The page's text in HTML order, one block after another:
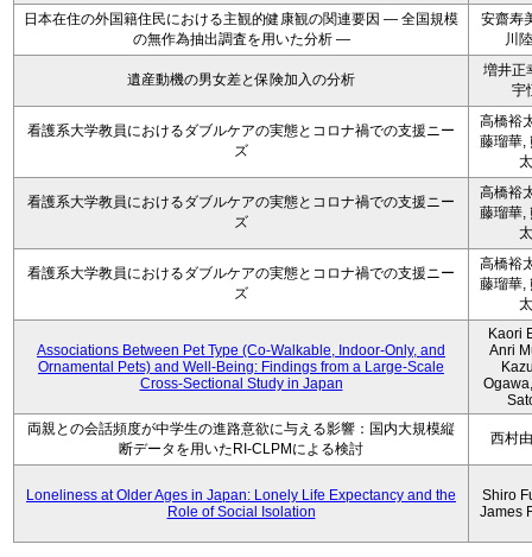
日本在住の外国籍住民における主観的健康観の関連要因 ― 全国規模
の無作為抽出調査を用いた分析 ―
安齋寿
川
遺産動機の男女差と保険加入の分析
増井正
宇
看護系大学教員におけるダブルケアの実態とコロナ禍での支援ニー
ズ
高橋裕
藤瑠華,
太
看護系大学教員におけるダブルケアの実態とコロナ禍での支援ニー
ズ
高橋裕
藤瑠華,
太
看護系大学教員におけるダブルケアの実態とコロナ禍での支援ニー
ズ
高橋裕
藤瑠華,
太
Associations Between Pet Type (Co-Walkable, Indoor-Only, and
Ornamental Pets) and Well-Being: Findings from a Large-Scale
Cross-Sectional Study in Japan
Kaori
Anri
両親との会話頻度が中学生の進路意欲に与える影響：国内大規模縦
断データを用いたRI-CLPMによる検討
西村
Loneliness at Older Ages in Japan: Lonely Life Expectancy and the
Role of Social Isolation
Shiro
James